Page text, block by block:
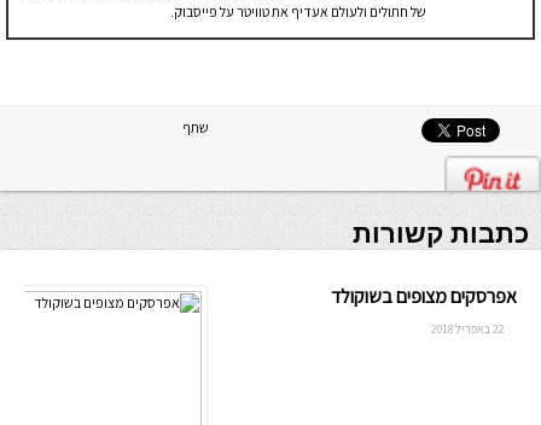
של חתולים ולעולם אעדיף את טוויטר על פייסבוק.
שתף
כתבות קשורות
אפרסקים מצופים בשוקולד
22 באפריל 2018